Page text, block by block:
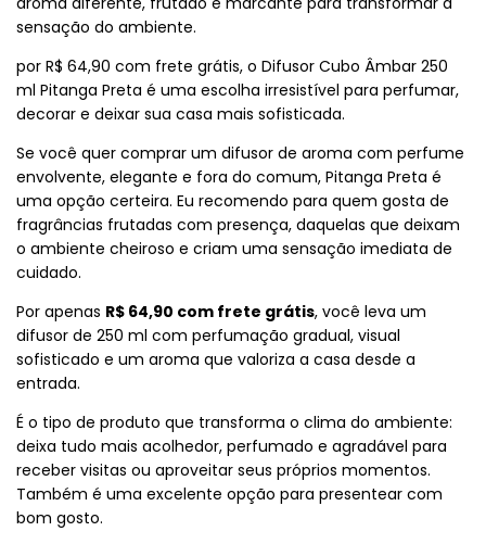
sensação do ambiente.
por R$ 64,90 com frete grátis, o Difusor Cubo Âmbar 250
ml Pitanga Preta é uma escolha irresistível para perfumar,
decorar e deixar sua casa mais sofisticada.
Se você quer comprar um difusor de aroma com perfume
envolvente, elegante e fora do comum, Pitanga Preta é
uma opção certeira. Eu recomendo para quem gosta de
fragrâncias frutadas com presença, daquelas que deixam
o ambiente cheiroso e criam uma sensação imediata de
cuidado.
Por apenas R$ 64,90 com frete grátis, você leva um
difusor de 250 ml com perfumação gradual, visual
sofisticado e um aroma que valoriza a casa desde a
entrada.
É o tipo de produto que transforma o clima do ambiente:
deixa tudo mais acolhedor, perfumado e agradável para
receber visitas ou aproveitar seus próprios momentos.
Também é uma excelente opção para presentear com
bom gosto.